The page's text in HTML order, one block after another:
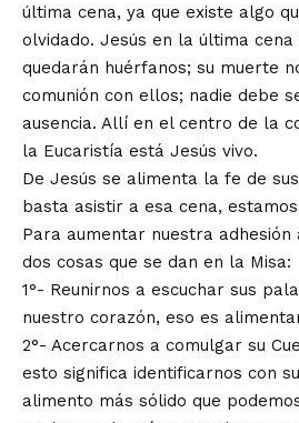
última cena, ya que existe algo
olvidado. Jesús en la última
quedarán huérfanos; su muerte
comunión con ellos; nadie debe
ausencia. Allí en el centro de la
la Eucaristía está Jesús vivo.
De Jesús se alimenta la fe de
basta asistir a esa cena,
Para aumentar nuestra adhesión
dos cosas que se dan en la Misa:
1°- Reunirnos a escuchar sus
nuestro corazón, eso es
2°- Acercarnos a comulgar su
esto significa identificarnos con
alimento más sólido que